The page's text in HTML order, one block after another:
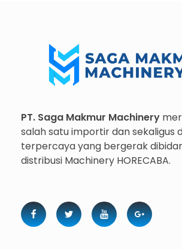
PT. Saga Makmur Machinery
salah satu importir dan sekaligus
terpercaya yang bergerak
distribusi Machinery HORECABA.